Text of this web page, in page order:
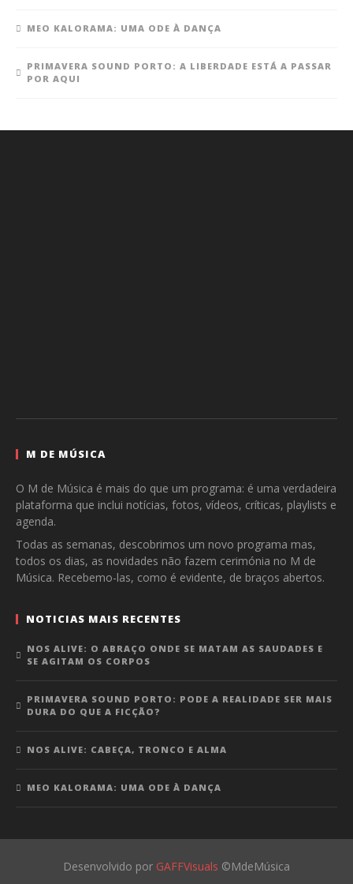
MEO KALORAMA: UMA ODE À DANÇA
PRIMAVERA SOUND PORTO: A LIBERDADE ESTÁ A PASSAR
POR AQUI
M DE MÚSICA
O M de Música é mais do que um programa: é uma verdadeira
plataforma que inclui notícias, fotos, vídeos, críticas, playlists e
agenda.
Todas as semanas, descobrimos um novo programa mas,
todos os dias, as novidades não fazem cerimónia no M de
Música. Recebemo-las, como é evidente, de braços abertos.
NOTICIAS MAIS RECENTES
NOS ALIVE: O ABRAÇO ONDE SE MATAM AS SAUDADES E
SE AGITAM OS CORPOS
PRIMAVERA SOUND PORTO: PODE A REALIDADE SER MAIS
DURA DO QUE A FICÇÃO?
NOS ALIVE: CABEÇA, TRONCO E ALMA
MEO KALORAMA: UMA ODE À DANÇA
Desenvolvido por GAFFVisuals ©MdeMúsica